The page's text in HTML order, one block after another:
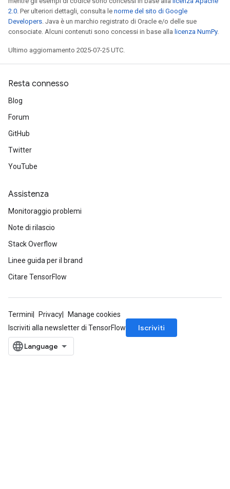
2.0. Per ulteriori dettagli, consulta le norme del sito di Google
Developers. Java è un marchio registrato di Oracle e/o delle sue
consociate. Alcuni contenuti sono concessi in base alla licenza NumPy.
Ultimo aggiornamento 2025-07-25 UTC.
Resta connesso
Blog
Forum
GitHub
Twitter
YouTube
Assistenza
Monitoraggio problemi
Note di rilascio
Stack Overflow
Linee guida per il brand
Citare TensorFlow
Termini Privacy
Manage cookies
Iscriviti alla newsletter di TensorFlow
Iscriviti